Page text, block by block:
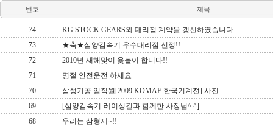
번호 제목
74
KG STOCK GEARS와 대리점 계약을 갱신하였습니다.
73
★축★삼양감속기 우수대리점 선정!!
72
2010년 새해맞이 윷놀이 합니다!!
71
명절 안전운전 하세요
70
삼성기공 임직원[2009 KOMAF 한국기계전] 사진
69
[삼양감속기-레이싱걸과 함께한 사장님^ ^]
68
우리는 삼형제~!!